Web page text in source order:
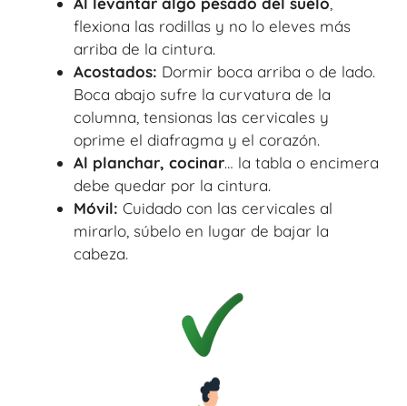
flexiona las rodillas y no lo eleves más
arriba de la cintura.
Acostados: Dormir boca arriba o de lado.
Boca abajo sufre la curvatura de la
columna, tensionas las cervicales y
oprime el diafragma y el corazón.
Al planchar, cocinar… la tabla o encimera
debe quedar por la cintura.
Móvil: Cuidado con las cervicales al
mirarlo, súbelo en lugar de bajar la
cabeza.